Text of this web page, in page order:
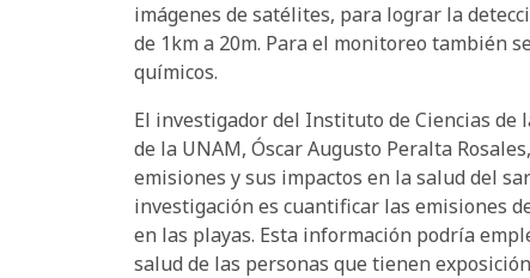
imágenes de satélites, para lograr la
de 1km a 20m. Para el monitoreo también
químicos.
El investigador del Instituto de Ciencias de
de la UNAM, Óscar Augusto Peralta
emisiones y sus impactos en la salud del
investigación es cuantificar las emisiones
en las playas. Esta información podría
salud de las personas que tienen